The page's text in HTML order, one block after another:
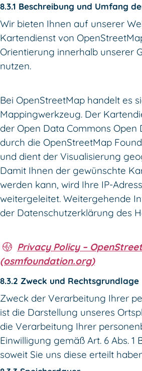
8.3.1 Beschreibung und Umfang
Wir bieten Ihnen auf unserer
Kartendienst von
Orientierung innerhalb unserer
nutzen.
Bei OpenStreetMap handelt es
Mappingwerkzeug. Der
der Open Data Commons Open
durch die OpenStreetMap
und dient der Visualisierung
Damit Ihnen der gewünschte
werden kann, wird Ihre IP-
weitergeleitet. Weitergehende
der Datenschutzerklärung des
Privacy Policy –
(osmfoundation.org)
8.3.2 Zweck und Rechtsgrundlage
Zweck der Verarbeitung Ihrer
ist die Darstellung unseres
die Verarbeitung Ihrer
Einwilligung gemäß Art. 6 Abs. 1
soweit Sie uns diese erteilt